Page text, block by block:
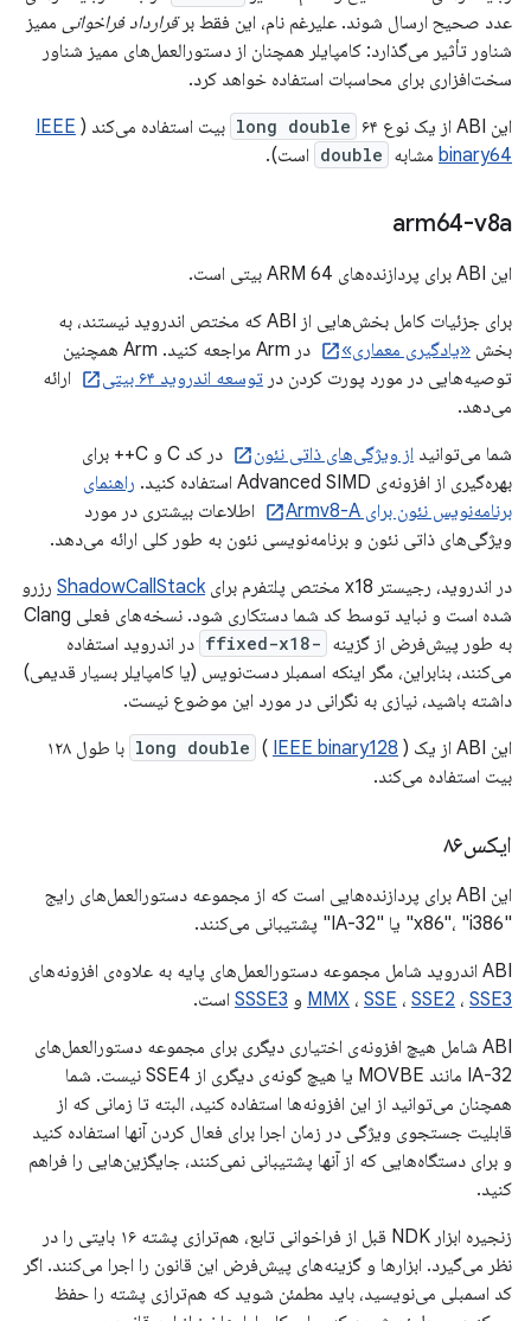
عدد صحیح ارسال شوند. علیرغم نام، این فقط برقرارداد فراخوانی ممیز
شناور تأثیر می‌گذارد: کامپایلر همچنان از دستورالعمل‌های ممیز شناور
سخت‌افزاری برای محاسبات استفاده خواهد کرد.
این ABI از یک نوع
long double ۶۴ بیت استفاده می‌کند (
IEEE
binary64 مشابه double است).
arm64-v8a
این ABI برای پردازنده‌های ARM 64 بیتی است.
برای جزئیات کامل بخش‌هایی از ABI که مختص اندروید نیستند، به
بخش «یادگیری معماری»
در Arm مراجعه کنید. Arm همچنین
توصیه‌هایی در مورد پورت کردن در توسعه اندروید ۶۴ بیتی
ارائه
می‌دهد.
شما می‌توانید از ویژگی‌های ذاتی نئون
در کد C و C++ برای
بهره‌گیری از افزونه‌ی Advanced SIMD استفاده کنید.
راهنمای
برنامه‌نویس نئون برای Armv8-A
اطلاعات بیشتری در مورد
ویژگی‌های ذاتی نئون و برنامه‌نویسی نئون به طور کلی ارائه می‌دهد.
در اندروید، رجیستر x18 مختص پلتفرم برای
ShadowCallStack رزرو
شده است و نباید توسط کد شما دستکاری شود. نسخه‌های فعلی Clang
به طور پیش‌فرض از گزینه -ffixed-x18
در اندروید استفاده
می‌کنند، بنابراین، مگر اینکه اسمبلر دست‌نویس (یا کامپایلر بسیار قدیمی)
داشته باشید، نیازی به نگرانی در مورد این موضوع نیست.
این ABI از یک
long double ( IEEE binary128
) با طول ۱۲۸
بیت استفاده می‌کند.
ایکس۸۶
این ABI برای پردازنده‌هایی است که از مجموعه دستورالعمل‌های رایج
"x86"، "i386" یا "IA-32" پشتیبانی می‌کنند.
ABI اندروید شامل مجموعه دستورالعمل‌های پایه به علاوه‌ی افزونه‌های
MMX ، SSE ، SSE2 ، SSE3 و SSSE3 است.
ABI شامل هیچ افزونه‌ی اختیاری دیگری برای مجموعه دستورالعمل‌های
IA-32 مانند MOVBE یا هیچ گونه‌ی دیگری از SSE4 نیست. شما
همچنان می‌توانید از این افزونه‌ها استفاده کنید، البته تا زمانی که از
قابلیت جستجوی ویژگی در زمان اجرا برای فعال کردن آنها استفاده کنید
و برای دستگاه‌هایی که از آنها پشتیبانی نمی‌کنند، جایگزین‌هایی را فراهم
کنید.
زنجیره ابزار NDK قبل از فراخوانی تابع، هم‌ترازی پشته ۱۶ بایتی را در
نظر می‌گیرد. ابزارها و گزینه‌های پیش‌فرض این قانون را اجرا می‌کنند. اگر
کد اسمبلی می‌نویسید، باید مطمئن شوید که هم‌ترازی پشته را حفظ